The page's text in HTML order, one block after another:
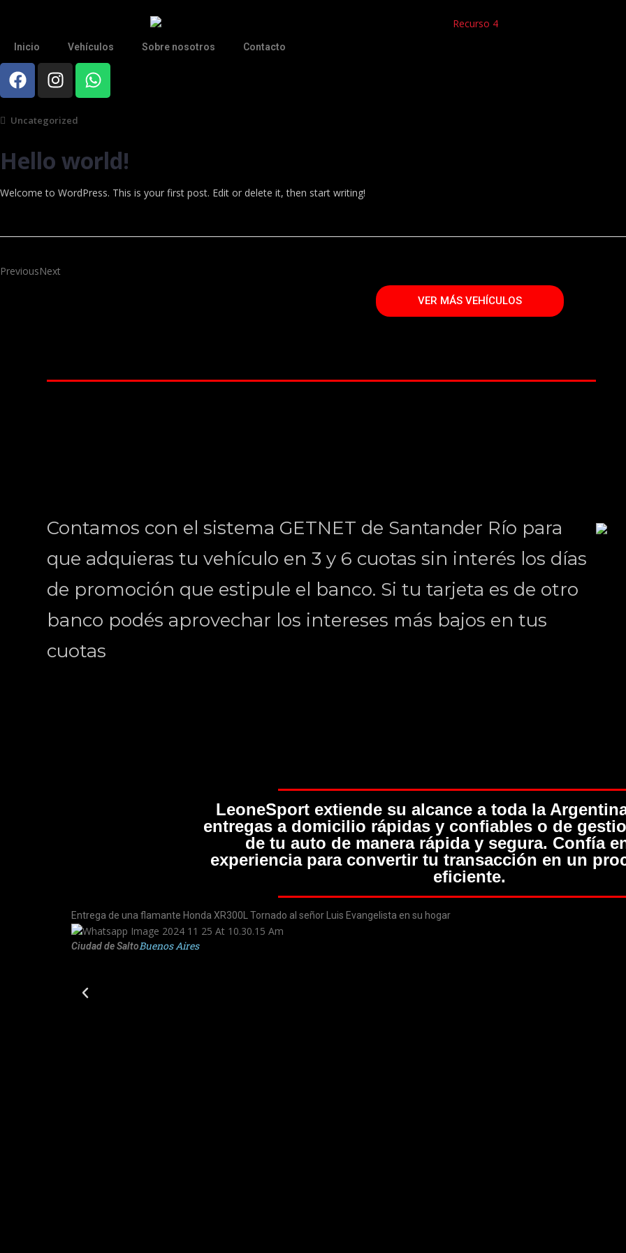
Inicio Vehículos Sobre nosotros Contacto
Uncategorized
Hello world!
Welcome to WordPress. This is your first post. Edit or delete it, then start writing!
PreviousNext
VER MÁS VEHÍCULOS
Contamos con el sistema GETNET de Santander Río para
que adquieras tu vehículo en 3 y 6 cuotas sin interés los días
de promoción que estipule el banco. Si tu tarjeta es de otro
banco podés aprovechar los intereses más bajos en tus
cuotas
LeoneSport extiende su alcance a toda la
entregas a domicilio rápidas y confiables o de
de tu auto de manera rápida y segura. Confía
experiencia para convertir tu transacción en un
eficiente.
Entrega de una flamante Honda XR300L Tornado al señor Luis Evangelista en su hogar
Ciudad de SaltoBuenos Aires